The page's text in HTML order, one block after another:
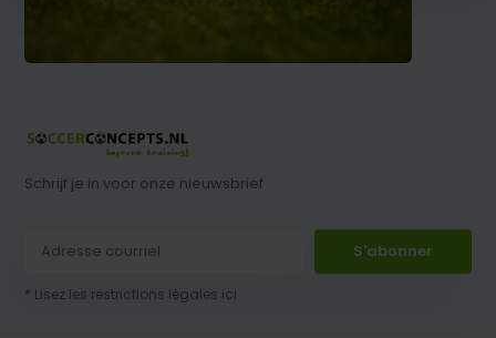
Schrijf je in voor onze nieuwsbrief
S'abonner
* Lisez les restrictions légales ici